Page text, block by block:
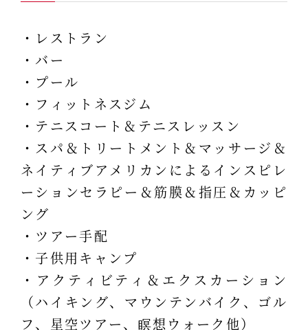
・レストラン
・バー
・プール
・フィットネスジム
・テニスコート＆テニスレッスン
・スパ＆トリートメント＆マッサージ＆
ネイティブアメリカンによるインスピレ
ーションセラピー＆筋膜＆指圧＆カッピ
ング
・ツアー手配
・子供用キャンプ
・アクティビティ＆エクスカーション
（ハイキング、マウンテンバイク、ゴル
フ、星空ツアー、瞑想ウォーク他）